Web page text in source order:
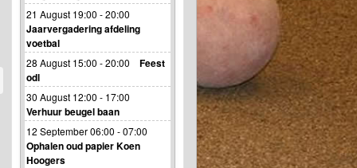
21 August 19:00 - 20:00
Jaarvergadering afdeling
voetbal
28 August 15:00 - 20:00
Feest
odl
30 August 12:00 - 17:00
Verhuur beugel baan
12 September 06:00 - 07:00
Ophalen oud papier Koen
Hoogers